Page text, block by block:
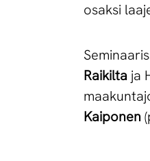
osaksi
Raikilta ja
Kaiponen